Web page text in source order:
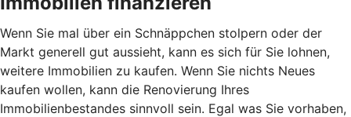
Wenn Sie mal über ein Schnäppchen stolpern oder der
Markt generell gut aussieht, kann es sich für Sie lohnen,
weitere Immobilien zu kaufen. Wenn Sie nichts Neues
kaufen wollen, kann die Renovierung Ihres
Immobilienbestandes sinnvoll sein. Egal was Sie vorhaben,